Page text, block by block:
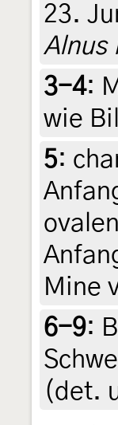
23.
Alnus
3-4:
wie
5:
Mine
6-9:
(det.